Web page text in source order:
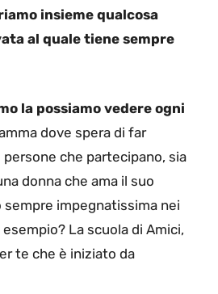
insieme qualcosa
al quale tiene sempre
la possiamo vedere ogni
dove spera di far
persone che partecipano, sia
donna che ama il suo
sempre impegnatissima nei
La scuola di Amici,
te che è iniziato da